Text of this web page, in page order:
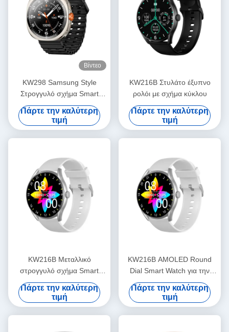
Βίντεο
KW298 Samsung Style
Στρογγυλό σχήμα Smart
Watch Fitness Tracker 1,43
ίντσες
Πάρτε την καλύτερη
τιμή
KW216B Στυλάτο έξυπνο
ρολόι με σχήμα κύκλου
Πάρτε την καλύτερη
τιμή
KW216B Μεταλλικό
στρογγυλό σχήμα Smart
Watch 1,43 ίντσες Στρογγυλό
πίνακα Στυλάτο Smart Watch
Πάρτε την καλύτερη
τιμή
KW216B AMOLED Round
Dial Smart Watch για την
παρακολούθηση της
φυσικής κατάστασης OEM
ODM
Πάρτε την καλύτερη
τιμή